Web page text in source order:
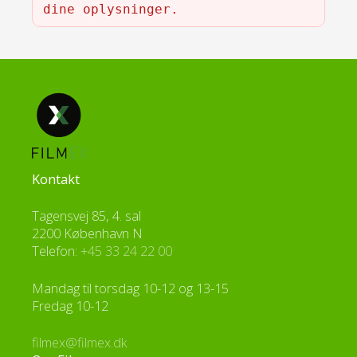
dine oplysninger.
Kontakt
Tagensvej 85, 4. sal
2200 København N
Telefon: +45 33 24 22 00
Mandag til torsdag 10-12 og 13-15
Fredag 10-12
filmex@filmex.dk
Du opretter din profil med dit MitID, så
beskyttet. Se mere om MitID hos
Har du problemer med at logge ind?
Få hjælp til at logge ind. Kontakt Filmex
Se status på MitID